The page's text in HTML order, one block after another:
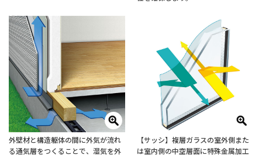
外壁材と構造躯体の間に外気が流れ
る通気層をつくることで、湿気を外
【サッシ】複層ガラスの室外側また
は室内側の中空層面に特殊金属加工